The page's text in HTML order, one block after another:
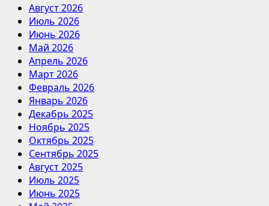
Август 2026
Июль 2026
Июнь 2026
Май 2026
Апрель 2026
Март 2026
Февраль 2026
Январь 2026
Декабрь 2025
Ноябрь 2025
Октябрь 2025
Сентябрь 2025
Август 2025
Июль 2025
Июнь 2025